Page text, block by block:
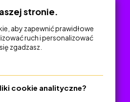
stronie.
aby zapewnić prawidłowe
ruch i personalizować
zgadzasz.
cookie analityczne?